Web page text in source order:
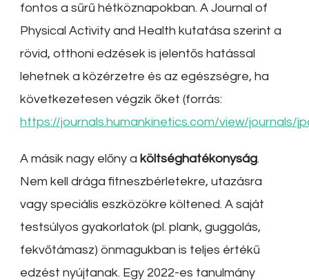
fontos a sűrű hétköznapokban. A Journal of
Physical Activity and Health kutatása szerint a
rövid, otthoni edzések is jelentős hatással
lehetnek a közérzetre és az egészségre, ha
következetesen végzik őket (forrás:
https://journals.humankinetics.com/view/journals/
A másik nagy előny a költséghatékonyság.
Nem kell drága fitneszbérletekre, utazásra
vagy speciális eszközökre költened. A saját
testsúlyos gyakorlatok (pl. plank, guggolás,
fekvőtámasz) önmagukban is teljes értékű
edzést nyújtanak. Egy 2022-es tanulmány